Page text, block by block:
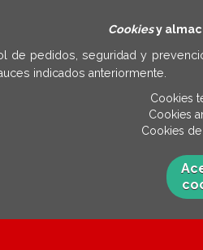
Cookiesy
de pedidos, seguridad y
indicados anteriormente.
Cookies
Cookies
Cookies